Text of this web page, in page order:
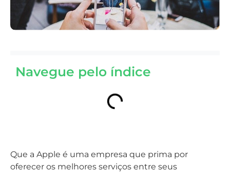
Navegue pelo índice
Que a Apple é uma empresa que prima por
oferecer os melhores serviços entre seus